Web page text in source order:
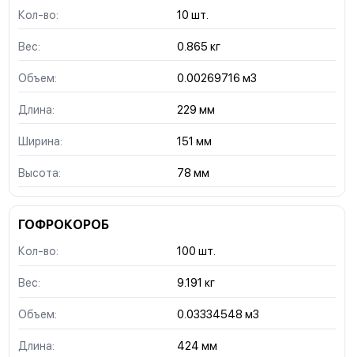
Кол-во: 10 шт.
Вес: 0.865 кг
Объем: 0.00269716 м3
Длина: 229 мм
Ширина: 151 мм
Высота: 78 мм
ГОФРОКОРОБ
Кол-во: 100 шт.
Вес: 9.191 кг
Объем: 0.03334548 м3
Длина: 424 мм